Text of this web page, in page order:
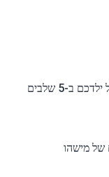
כיצד להתקין את mSpy בטלפון האנדרואיד של ילדכם ב-5 שלבים